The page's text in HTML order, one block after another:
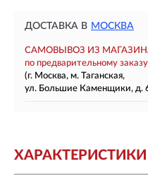
ДОСТАВКА В МОСКВА
САМОВЫВОЗ ИЗ
по предварительному заказу
(г. Москва, м. Таганская,
ул. Большие Каменщики, д.
ХАРАКТЕРИСТИКИ